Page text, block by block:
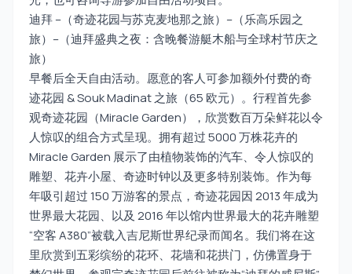
迪拜 –（奇迹花园与苏克麦地那之旅）–（乐高乐园之
旅）–（迪拜盛典之夜：含晚餐游艇木船与全球村节庆之
旅）
早餐后全天自由活动。愿意的客人可参加额外付费的奇
迹花园 & Souk Madinat 之旅（65 欧元）。行程首先参
观奇迹花园（Miracle Garden），欣赏数百万朵鲜花以令
人惊叹的组合方式呈现。拥有超过 5000 万株花卉的
Miracle Garden 展示了由植物装饰的汽车、令人惊叹的
雕塑、花卉小屋、奇迹时钟以及更多特别装饰。作为每
年吸引超过 150 万游客的景点，奇迹花园因 2013 年成为
世界最大花园、以及 2016 年以馆内世界最大的花卉雕塑
“空客 A380”被载入吉尼斯世界纪录而闻名。我们将在这
里欣赏到五彩缤纷的花环、花墙和花拱门，仿佛置身于